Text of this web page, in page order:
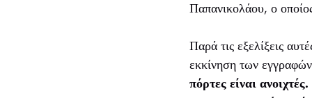
Παπανικολάου, ο
Παρά τις εξελίξεις
εκκίνηση των
πόρτες είναι